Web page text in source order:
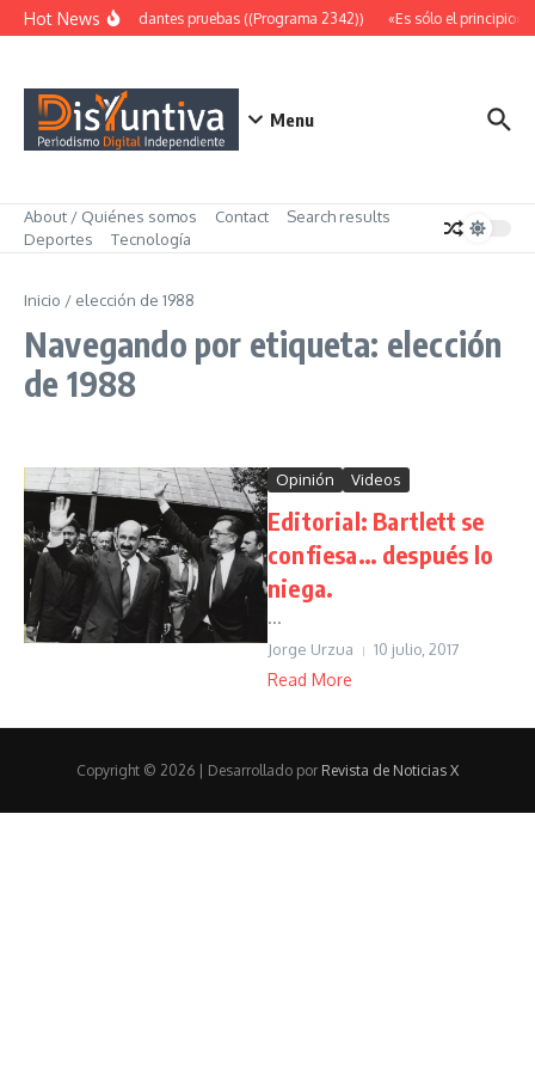
Saltar al contenido
Hot News Abundantes pruebas ((Programa 2342)) «Es sólo el principio»
Menu
About / Quiénes somos Contact
Search results
Deportes
Tecnología
Inicio / elección de 1988
Navegando por etiqueta: elección
de 1988
Opinión Videos
Editorial: Bartlett se
confiesa… después lo
niega.
...
Jorge Urzua 10 julio, 2017
Read More
Copyright © 2026 | Desarrollado por Revista de Noticias X